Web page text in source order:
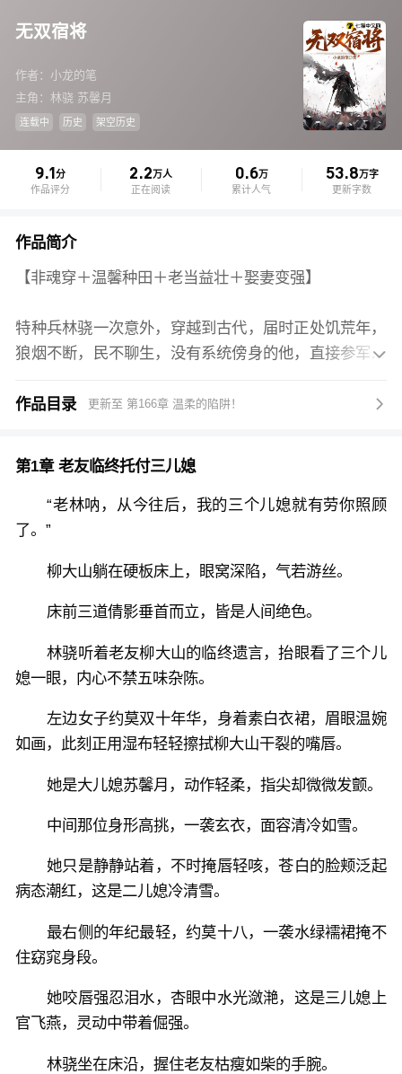
无双宿将
作者：小龙的笔
主角：林骁 苏馨月
连载中 历史 架空历史
9.1分
作品评分
2.2万人
正在阅读
0.6万
累计人气
53.8万字
更新字数
作品简介
【非魂穿＋温馨种田＋老当益壮＋娶妻变强】
特种兵林骁一次意外，穿越到古代，届时正处饥荒年，
狼烟不断，民不聊生，没有系统傍身的他，直接参军入
逃亡至桃花村，一藏便是三十年……
三十年后，最强家族系统加载成功，每增加一位家族成
员，便能获得一项词条天赋。
只可惜，林骁年过六旬，已是孤家寡人，很难再寻觅优
然而，老友的身故，却意外将三位儿媳交给林骁照顾。
望着身旁三位美艳的女子，林骁本以为她们是普通人家
的女子，没想到系统却提示她们身份不凡：一位是前太
之躯，都背负血海深仇。
她们的出现给林骁苍老的心带来了希望火苗，砰砰直
苏馨月：“承蒙林伯照顾，妾身无以为报，望林伯怜
惜。”
上官飞燕：“老头，你若能助我复仇，那我便为你生儿
育女。”
冷清雪：“奴家愿为恩公弦续香火，传宗接代。”
至此，林骁便走上一条娶妻变强的道路，将这乱世杀得

作品目录 更新至 第166章 温柔的陷阱！ 
第1章 老友临终托付三儿媳
“老林呐，从今往后，我的三个儿媳就有劳你照顾
了。”
柳大山躺在硬板床上，眼窝深陷，气若游丝。
床前三道倩影垂首而立，皆是人间绝色。
林骁听着老友柳大山的临终遗言，抬眼看了三个儿
媳一眼，内心不禁五味杂陈。
左边女子约莫双十年华，身着素白衣裙，眉眼温婉
如画，此刻正用湿布轻轻擦拭柳大山干裂的嘴唇。
她是大儿媳苏馨月，动作轻柔，指尖却微微发颤。
中间那位身形高挑，一袭玄衣，面容清冷如雪。
她只是静静站着，不时掩唇轻咳，苍白的脸颊泛起
病态潮红，这是二儿媳冷清雪。
最右侧的年纪最轻，约莫十八，一袭水绿襦裙掩不
住窈窕身段。
她咬唇强忍泪水，杏眼中水光潋滟，这是三儿媳上
官飞燕，灵动中带着倔强。
林骁坐在床沿，握住老友枯瘦如柴的手腕。